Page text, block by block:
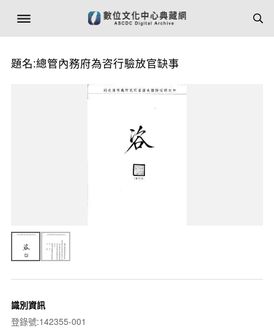
題名:總管內務府為咨行驗放官缺事
識別資訊
登錄號:142355-001